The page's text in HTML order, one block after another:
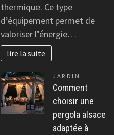
thermique. Ce type
d’équipement permet de
valoriser l’énergie…
lire la suite
JARDIN
Comment
choisir une
pergola alsace
adaptée à